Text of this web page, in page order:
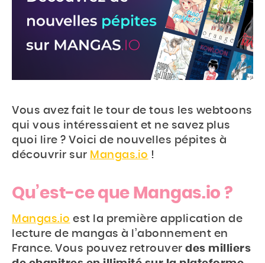
Vous avez fait le tour de tous les webtoons
qui vous intéressaient et ne savez plus
quoi lire ? Voici de nouvelles pépites à
découvrir sur Mangas.io !
Qu’est-ce que Mangas.io ?
Mangas.io est la première application de
lecture de mangas à l’abonnement en
France. Vous pouvez retrouver des milliers